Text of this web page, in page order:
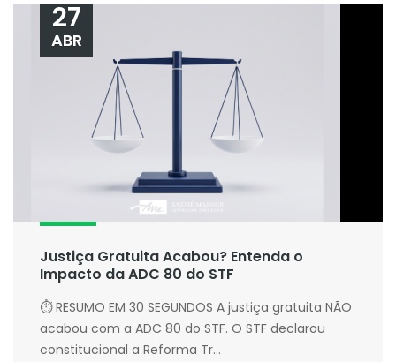
Justiça Gratuita Acabou? Entenda o
Impacto da ADC 80 do STF
27
ABR
⏱ RESUMO EM 30 SEGUNDOS A justiça gratuita NÃO
acabou com a ADC 80 do STF. O STF declarou
constitucional a Reforma Tr...